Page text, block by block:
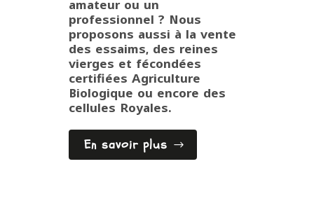
amateur ou un
professionnel ? Nous
proposons aussi à la vente
des essaims, des reines
vierges et fécondées
certifiées Agriculture
Biologique ou encore des
cellules Royales.
En savoir plus